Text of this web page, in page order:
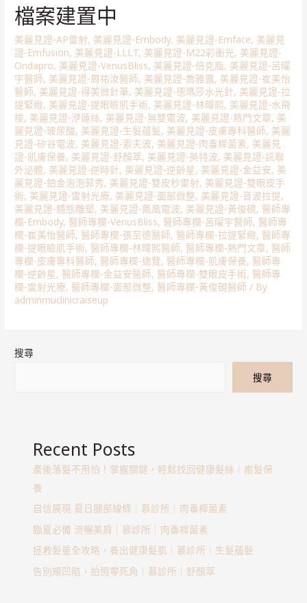
檔案建置中
美麗見證-AP雷射, 美麗見證-Embody, 美麗見證-Emface, 美麗見
證-Emfusion, 美麗見證-LLLT, 美麗見證-M22彩衝光, 美麗見證-
Ondapro, 美麗見證-VenusBliss, 美麗見證-倍克脂, 美麗見證-呂曜
宇醫師, 美麗見證-周祐汝醫師, 美麗見證-喬雅露, 美麗見證-崔美怡
醫師, 美麗見證-得美微針筆, 美麗見證-德瑪莎水光針, 美麗見證-拉
提緊緻, 美麗見證-提眼瞼肌手術, 美麗見證-林暐熙, 美麗見證-水飛
梭, 美麗見證-洢蓮絲, 美麗見證-無雙電波, 美麗見證-熱門文章, 美
麗見證-玻尿酸, 美麗見證-生髮蘊髮, 美麗見證-皮膚專科醫師, 美麗
見證-矽谷電波, 美麗見證-索夫波, 美麗見證-肉毒桿菌素, 美麗見
證-肌膚保養, 美麗見證-舒顏萃, 美麗見證-英特波, 美麗見證-訊聯
外泌體, 美麗見證-逆時針, 美麗見證-逆齡星, 美麗見證-金益安, 美
麗見證-鉑金泡泡菲秀, 美麗見證-雙皮秒雷射, 美麗見證-雙眼皮手
術, 美麗見證-雷射光療, 美麗見證-面部微整, 美麗見證-音波拉提,
美麗見證-體態雕塑, 美麗見證-鳳凰電波, 美麗見證-黃俊硯, 醫師專
欄-Embody, 醫師專欄-VenusBliss, 醫師專欄-呂曜宇醫師, 醫師專
欄-崔美怡醫師, 醫師專欄-張至德醫師, 醫師專欄-拉提緊緻, 醫師專
欄-提眼瞼肌手術, 醫師專欄-林暐熙醫師, 醫師專欄-熱門文章, 醫師
專欄-皮膚專科醫師, 醫師專欄-總覽, 醫師專欄-肌膚保養, 醫師專
欄-逆齡星, 醫師專欄-金益安醫師, 醫師專欄-雙眼皮手術, 醫師專
欄-雷射光療, 醫師專欄-面部微整, 醫師專欄-黃俊硯醫師 / By
adminmuclinicraiseup
搜尋
搜尋
Recent Posts
產後落髮不用怕！掌握關鍵，輕鬆找回健康髮絲｜癒髮保
養
自信展現 夏日腿部線條｜慕診所｜肉毒桿菌素
臨夏必備 流暢美肩｜慕診所｜肉毒桿菌素
拯救髮量全攻略，養出健康髮肌｜慕診所｜生髮蘊髮
告別頰凹陷，拍照零死角｜慕診所｜舒顏萃